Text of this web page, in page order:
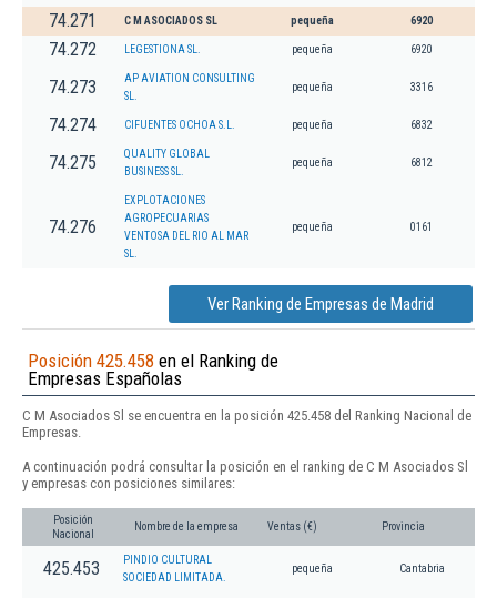
74.271 C M ASOCIADOS SL pequeña 6920
74.272 LEGESTIONA SL. pequeña 6920
74.273
AP AVIATION CONSULTING
SL.
pequeña 3316
74.274 CIFUENTES OCHOA S.L. pequeña 6832
74.275
QUALITY GLOBAL
BUSINESS SL.
pequeña 6812
74.276
EXPLOTACIONES
AGROPECUARIAS
VENTOSA DEL RIO AL MAR
SL.
pequeña 0161
Ver Ranking de Empresas de Madrid
Posición 425.458 en el Ranking de
Empresas Españolas
C M Asociados Sl se encuentra en la posición 425.458 del Ranking Nacional de
Empresas.
A continuación podrá consultar la posición en el ranking de C M Asociados Sl
y empresas con posiciones similares:
Posición
Nacional
Nombre de la empresa Ventas (€) Provincia
425.453
PINDIO CULTURAL
SOCIEDAD LIMITADA.
pequeña Cantabria